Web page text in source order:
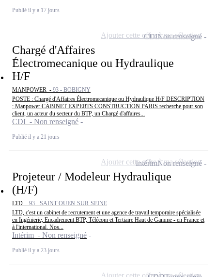
Publié il y a 17 jours
Chargé d'Affaires
Électromecanique ou Hydraulique
H/F
MANPOWER - 93 - BOBIGNY
POSTE : Chargé d'Affaires Électromecanique ou Hydraulique H/F DESCRIPTION
: Manpower CABINET EXPERTS CONSTRUCTION PARIS recherche pour son
client, un acteur du secteur du BTP, un Chargé d'affaires...
CDI - Non renseigné
Publié il y a 21 jours
CDINon renseigné
Ajouter cette offre à ma sélection
Projeteur / Modeleur Hydraulique
(H/F)
LTD - 93 - SAINT-OUEN-SUR-SEINE
LTD, c'est un cabinet de recrutement et une agence de travail temporaire spécialisée
en Ingénierie, Encadrement BTP, Télécom et Tertiaire Haut de Gamme - en France et
à l'international. Nos...
Intérim - Non renseigné
Publié il y a 23 jours
IntérimNon renseigné
Ajouter cette offre à ma sélection